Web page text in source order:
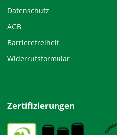
Datenschutz
AGB
Barrierefreiheit
Widerrufsformular
Zertifizierungen